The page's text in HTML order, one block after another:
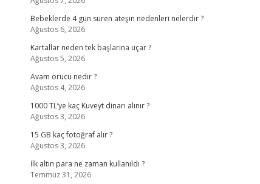
Bebeklerde 4 gün süren ateşin nedenleri nelerdir ?
Ağustos 6, 2026
Kartallar neden tek başlarına uçar ?
Ağustos 5, 2026
Avam orucu nedir ?
Ağustos 4, 2026
1000 TL’ye kaç Kuveyt dinarı alınır ?
Ağustos 3, 2026
15 GB kaç fotoğraf alır ?
Ağustos 3, 2026
İlk altın para ne zaman kullanıldı ?
Temmuz 31, 2026